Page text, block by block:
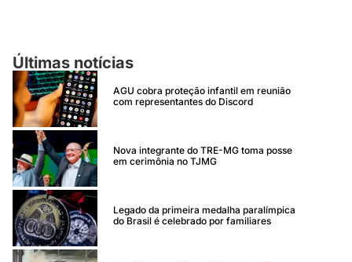
Últimas notícias
AGU cobra proteção infantil em reunião
com representantes do Discord
Nova integrante do TRE-MG toma posse
em cerimônia no TJMG
Legado da primeira medalha paralímpica
do Brasil é celebrado por familiares